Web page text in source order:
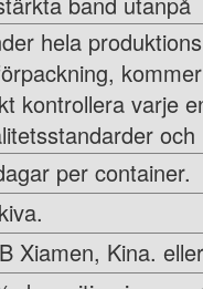
hela
kontrollera varje
per container.
Xiamen, Kina.